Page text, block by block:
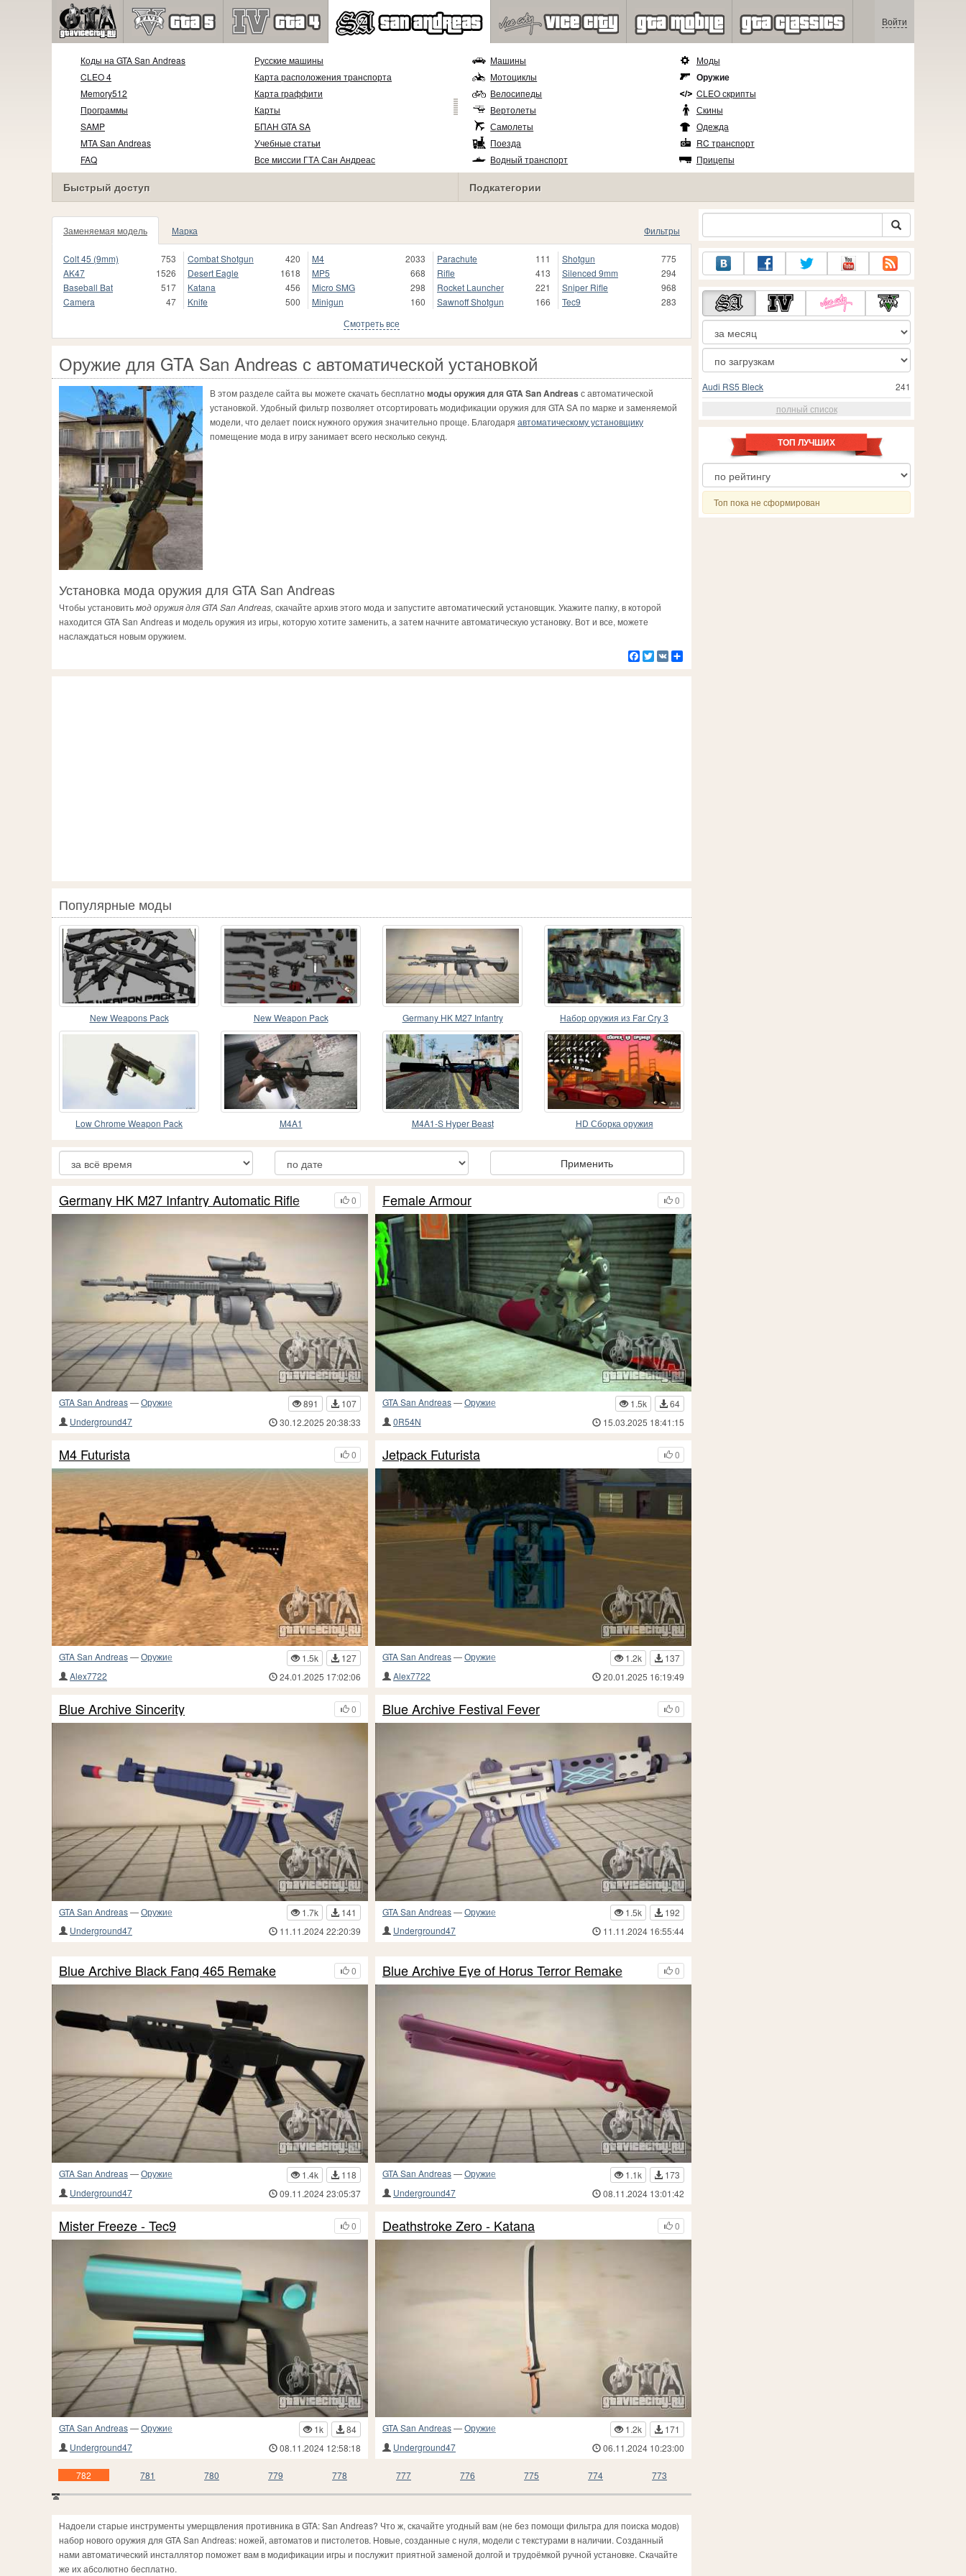
Войти
Коды на GTA San Andreas
CLEO 4
Memory512
Программы
SAMP
MTA San Andreas
FAQ
Русские машины
Карта расположения транспорта
Карта граффити
Карты
БПАН GTA SA
Учебные статьи
Все миссии ГТА Сан Андреас
Быстрый доступ
Машины
Мотоциклы
Велосипеды
Вертолеты
Самолеты
Поезда
Водный транспорт
Моды
Оружие
CLEO скрипты
Скины
Одежда
RC транспорт
Прицепы
Подкатегории
Заменяемая модель Марка Фильтры
Colt 45 (9mm)
753
AK47
1526
Baseball Bat
517
Camera
47
Combat Shotgun
420
Desert Eagle
1618
Katana
456
Knife
500
M4
2033
MP5
668
Micro SMG
298
Minigun
160
Parachute
111
Rifle
413
Rocket Launcher
221
Sawnoff Shotgun
166
Shotgun
775
Silenced 9mm
294
Sniper Rifle
968
Tec9
283
Смотреть все
Оружие для GTA San Andreas с автоматической установкой
В этом разделе сайта вы можете скачать бесплатномоды оружия для GTA San Andreas с автоматической
установкой. Удобный фильтр позволяет отсортировать модификации оружия для GTA SA по марке и заменяемой
модели, что делает поиск нужного оружия значительно проще. Благодаря автоматическому установщику
помещение мода в игру занимает всего несколько секунд.
Установка мода оружия для GTA San Andreas
Чтобы установитьмод оружия для GTA San Andreas, скачайте архив этого мода и запустите автоматический установщик. Укажите папку, в которой
находится GTA San Andreas и модель оружия из игры, которую хотите заменить, а затем начните автоматическую установку. Вот и все, можете
наслаждаться новым оружием.
Facebook
Twitter
VK
Популярные моды
New Weapons Pack New Weapon Pack
Germany HK M27 Infantry
Automatic Rifle
Набор оружия из Far Cry 3
Low Chrome Weapon Pack M4A1 M4A1-S Hyper Beast HD Сборка оружия
Применить
0
Germany HK M27 Infantry Automatic Rifle
GTA San Andreas—Оружие 891
107
Underground47
30.12.2025 20:38:33
0
Female Armour
GTA San Andreas—Оружие 1.5k
64
0R54N
15.03.2025 18:41:15
0
M4 Futurista
GTA San Andreas—Оружие 1.5k
127
Alex7722
24.01.2025 17:02:06
0
Jetpack Futurista
GTA San Andreas—Оружие 1.2k
137
Alex7722
20.01.2025 16:19:49
0
Blue Archive Sincerity
GTA San Andreas—Оружие 1.7k
141
Underground47
11.11.2024 22:20:39
0
Blue Archive Festival Fever
GTA San Andreas—Оружие 1.5k
192
Underground47
11.11.2024 16:55:44
0
Blue Archive Black Fang 465 Remake
GTA San Andreas—Оружие 1.4k
118
Underground47
09.11.2024 23:05:37
0
Blue Archive Eye of Horus Terror Remake
GTA San Andreas—Оружие 1.1k
173
Underground47
08.11.2024 13:01:42
0
Mister Freeze - Tec9
GTA San Andreas—Оружие 1k
84
Underground47
08.11.2024 12:58:18
0
Deathstroke Zero - Katana
GTA San Andreas—Оружие 1.2k
171
Underground47
06.11.2024 10:23:00
782 781 780 779 778 777 776 775 774 773
Надоели старые инструменты умерщвления противника в GTA: San Andreas? Что ж, скачайте угодный вам (не без помощи фильтра для поиска модов)
набор нового оружия для GTA San Andreas: ножей, автоматов и пистолетов. Новые, созданные с нуля, модели с текстурами в наличии. Созданный
нами автоматический инсталлятор поможет вам в модификации игры и послужит приятной заменой долгой и трудоёмкой ручной установке. Скачайте
же их абсолютно бесплатно.
241
Audi RS5 Bleck
полный список
ТОП ЛУЧШИХ
Топ пока не сформирован